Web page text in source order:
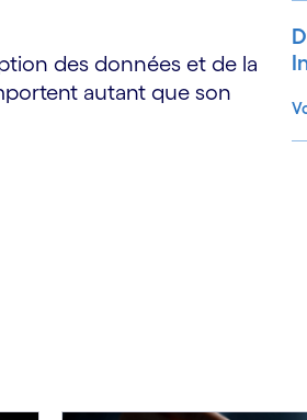
des données et de la
autant que son